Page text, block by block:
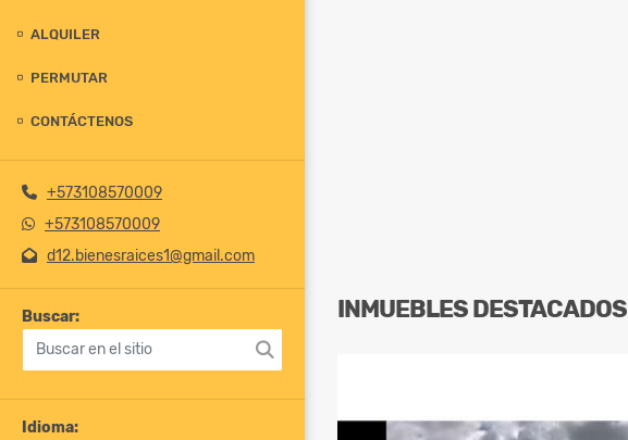
ALQUILER
PERMUTAR
CONTÁCTENOS
+573108570009
+573108570009
d12.bienesraices1@gmail.com
Buscar:
Idioma:
INMUEBLESDESTACADOS